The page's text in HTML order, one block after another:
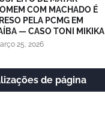
COM MACHADO É
PELA PCMG EM
— CASO TONI MIKIKA
25, 2026
de página